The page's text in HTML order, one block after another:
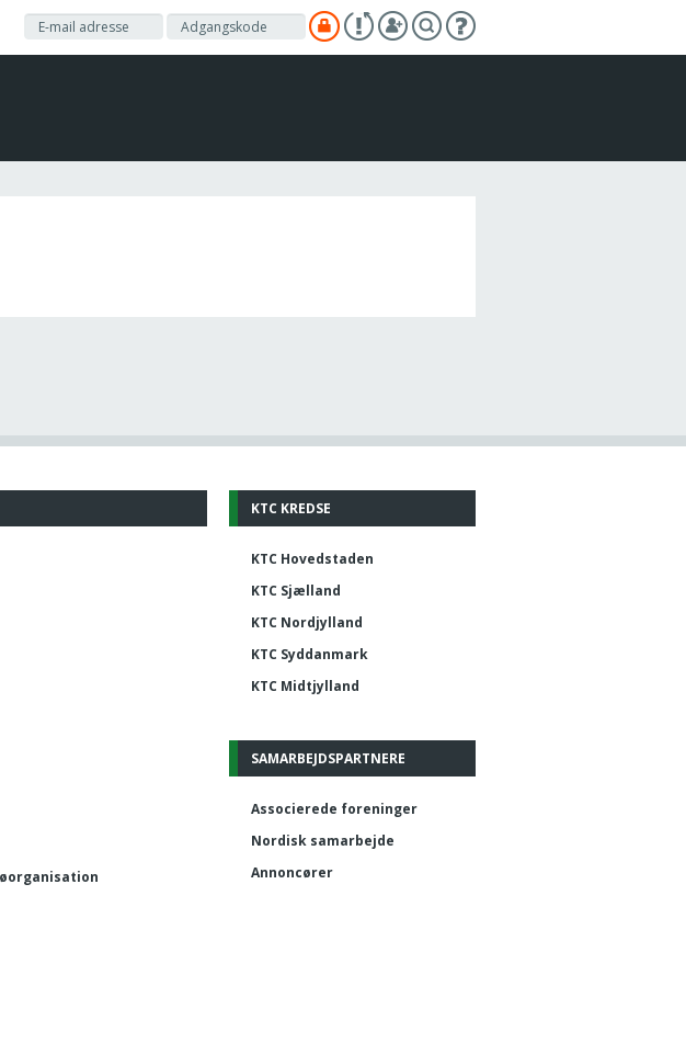
KTC KREDSE
KTC Hovedstaden
KTC Sjælland
KTC Nordjylland
KTC Syddanmark
KTC Midtjylland
SAMARBEJDSPARTNERE
Associerede foreninger
Nordisk samarbejde
Annoncører